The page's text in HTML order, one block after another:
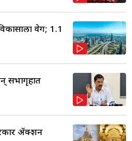
वेग; 1.1
सभागृहात
ॲक्शन